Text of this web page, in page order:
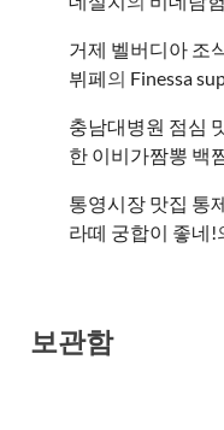
거제 벨버디아 조
뷔페의 ​Finessa
충남대병원 점심
한 이비가짬뽕 백
통영시장 맛집 통
라떼 궁합이 좋네!
보관함